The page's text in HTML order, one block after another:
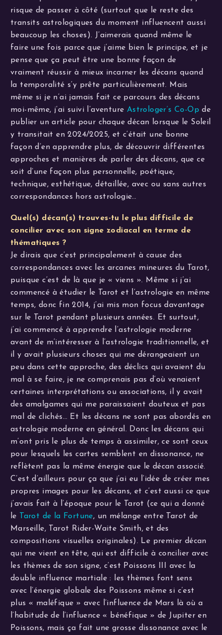
risque de passer à côté (surtout que le reste des
transits astrologiques du moment influencent aussi
beaucoup les choses). J’aimerais quand même le
faire une fois parce que j’aime bien le principe, et je
pense que ça peut être une bonne façon de
vraiment réussir à mieux incarner les décans quand
la temporalité s’y prête particulièrement. Mais
même si je n’ai jamais fait ce parcours des décans
moi-même, j’ai suivi l’aventure Astrologer’s Co-Op de
publier un article pour chaque décan lorsque le Soleil
y transitait en 2024/2025, et c’était une bonne
façon d’en apprendre plus, de découvrir différentes
approches et manières de parler des décans, que ce
soit d’une façon plus personnelle, poétique,
technique, esthétique, détaillée, avec ou sans autres
correspondances hors astrologie…
Quel(s) décan(s) trouves-tu le plus difficile de
concilier avec son signe zodiacal en terme de
thématiques ?
Je dirais que c’est principalement à cause des
correspondances avec les arcanes mineures du Tarot,
puisque c’est de là que je « viens ». Même si j’ai
commencé à étudier le Tarot et l’astrologie en même
temps, donc fin 2014, j’ai mis mon focus davantage
sur le Tarot pendant plusieurs années. Et surtout,
j’ai commencé à apprendre l’astrologie moderne
avant de m’intéresser à l’astrologie traditionnelle, et
il y avait plusieurs choses qui me dérangeaient un
peu dans cette approche, des déclics qui avaient du
mal à se faire, je ne comprenais pas d’où venaient
certaines interprétations ou associations, il y avait
des amalgames qui me paraissaient douteux et pas
mal de clichés… Et les décans ne sont pas abordés en
astrologie moderne en général. Donc les décans qui
m’ont pris le plus de temps à assimiler, ce sont ceux
pour lesquels les cartes semblent en dissonance, ne
reflètent pas la même énergie que le décan associé.
C’est d’ailleurs pour ça que j’ai eu l’idée de créer mes
propres images pour les décans, et c’est aussi ce que
j’avais fait à l’époque pour le Tarot (ce qui a donné
le
Tarot de la Fortune, un mélange entre Tarot de
Marseille, Tarot Rider-Waite Smith, et des
compositions visuelles originales). Le premier décan
qui me vient en tête, qui est difficile à concilier avec
les thèmes de son signe, c’est Poissons III avec la
double influence martiale : les thèmes font sens
avec l’énergie globale des Poissons même si c’est
plus « maléfique » avec l’influence de Mars là où a
l’habitude de l’influence « bénéfique » de Jupiter en
Poissons, mais ça fait une grosse dissonance avec le